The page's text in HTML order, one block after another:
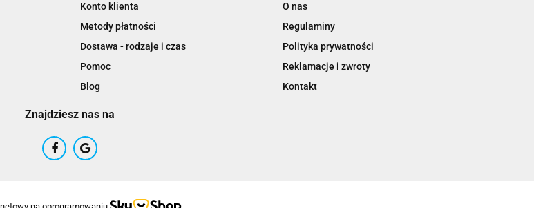
Konto klienta
Metody płatności
Dostawa - rodzaje i czas
Pomoc
Blog
O nas
Regulaminy
Polityka prywatności
Reklamacje i zwroty
Kontakt
Znajdziesz nas na